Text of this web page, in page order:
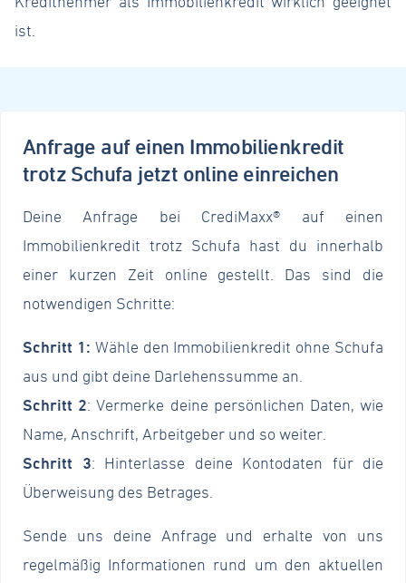
ist.
Anfrage auf einen Immobilienkredit
trotz Schufa jetzt online einreichen
Deine Anfrage bei CrediMaxx® auf einen
Immobilienkredit trotz Schufa hast du innerhalb
einer kurzen Zeit online gestellt. Das sind die
notwendigen Schritte:
Schritt 1: Wähle den Immobilienkredit ohne Schufa
aus und gibt deine Darlehenssumme an.
Schritt 2: Vermerke deine persönlichen Daten, wie
Name, Anschrift, Arbeitgeber und so weiter.
Schritt 3: Hinterlasse deine Kontodaten für die
Überweisung des Betrages.
Sende uns deine Anfrage und erhalte von uns
regelmäßig Informationen rund um den aktuellen